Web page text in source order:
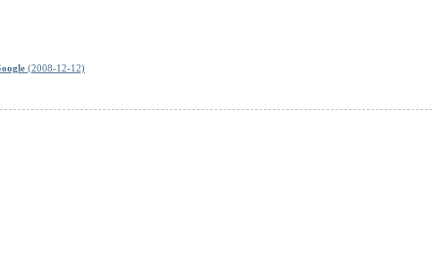
(2008-12-12)